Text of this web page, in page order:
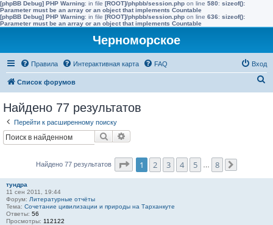
[phpBB Debug] PHP Warning: in file [ROOT]/phpbb/session.php on line 580: sizeof():
Parameter must be an array or an object that implements Countable
[phpBB Debug] PHP Warning: in file [ROOT]/phpbb/session.php on line 636: sizeof():
Parameter must be an array or an object that implements Countable
Черноморское
Правила Интерактивная карта FAQ Вход
Список форумов
Найдено 77 результатов
Перейти к расширенному поиску
Поиск
Найдено 77 результатов Страница1 из
1 2 3 4 5 8
тундра
11 сен 2011, 19:44
Форум: Литературные отчёты
Тема: Сочетание цивилизации и природы на Тарханкуте
Ответы: 56
Просмотры: 112122